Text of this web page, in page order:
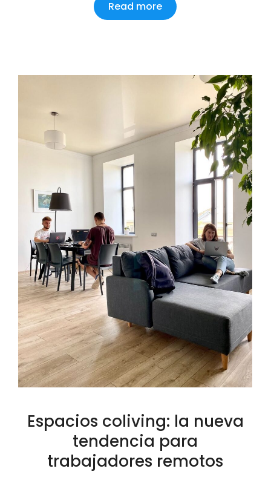
Read more
Espacios coliving: la nueva
tendencia para
trabajadores remotos